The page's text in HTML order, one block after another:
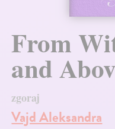
From
and
zgoraj
Vajd Aleksandra